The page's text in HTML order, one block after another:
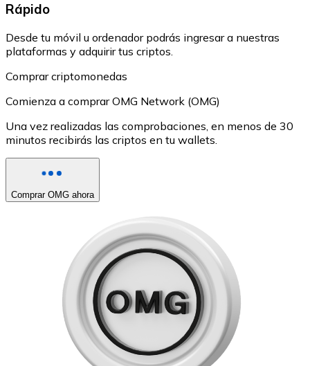
Rápido
Desde tu móvil u ordenador podrás ingresar a nuestras
plataformas y adquirir tus criptos.
Comprar criptomonedas
Comienza a comprar OMG Network (OMG)
Una vez realizadas las comprobaciones, en menos de 30
minutos recibirás las criptos en tu wallets.
Comprar OMG ahora